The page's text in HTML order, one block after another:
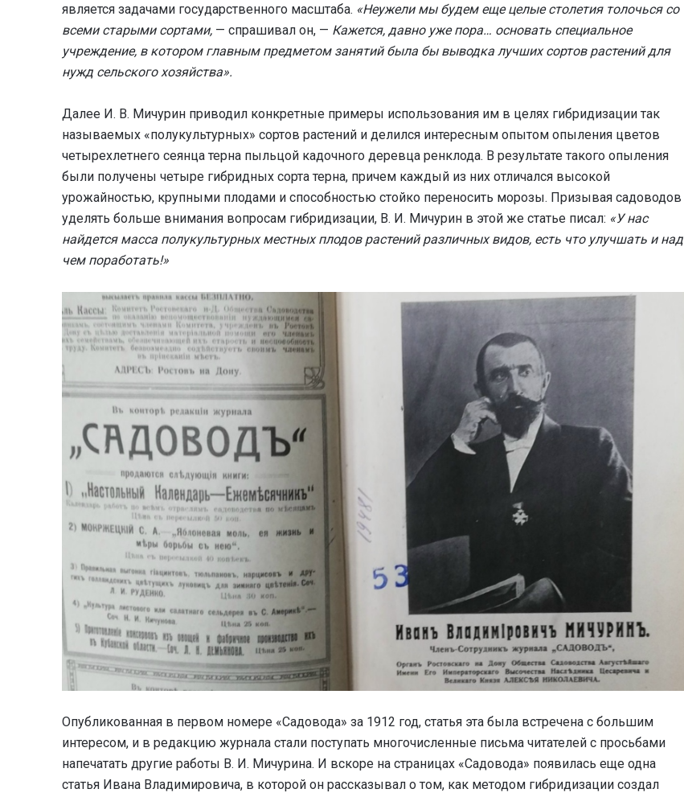
является задачами государственного масштаба. «Неужели мы будем еще целые столетия толочься со
всеми старыми сортами, — спрашивал он, — Кажется, давно уже пора… основать специальное
учреждение, в котором главным предметом занятий была бы выводка лучших сортов растений для
нужд сельского хозяйства».
Далее И. В. Мичурин приводил конкретные примеры использования им в целях гибридизации так
называемых «полукультурных» сортов растений и делился интересным опытом опыления цветов
четырехлетнего сеянца терна пыльцой кадочного деревца ренклода. В результате такого опыления
были получены четыре гибридных сорта терна, причем каждый из них отличался высокой
урожайностью, крупными плодами и способностью стойко переносить морозы. Призывая садоводов
уделять больше внимания вопросам гибридизации, В. И. Мичурин в этой же статье писал: «У нас
найдется масса полукультурных местных плодов растений различных видов, есть что улучшать и над
чем поработать!»
Опубликованная в первом номере «Садовода» за 1912 год, статья эта была встречена с большим
интересом, и в редакцию журнала стали поступать многочисленные письма читателей с просьбами
напечатать другие работы В. И. Мичурина. И вскоре на страницах «Садовода» появилась еще одна
статья Ивана Владимировича, в которой он рассказывал о том, как методом гибридизации создал